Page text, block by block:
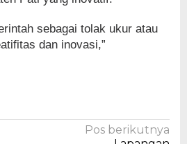
sebagai tolak ukur atau
dan inovasi,”
Pos berikutnya